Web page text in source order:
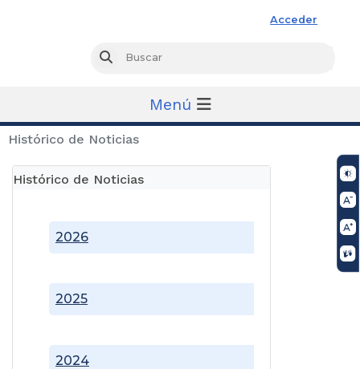
Acceder
Buscar
Menú
Histórico de Noticias
Histórico de Noticias
2024
2025
2026